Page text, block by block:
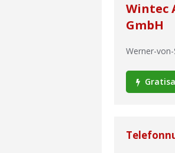
Wintec
GmbH
Werner-